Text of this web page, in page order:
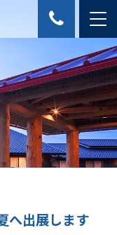
へ出展します